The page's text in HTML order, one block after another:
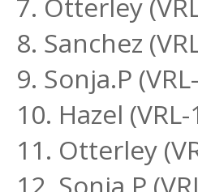
8. Sanchez
9. Sonja.P
10. Hazel
11. Otterley